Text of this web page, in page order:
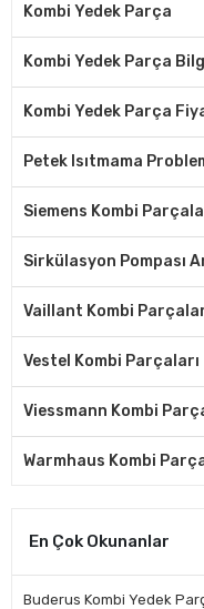
Kombi Yedek Parça
Kombi Yedek Parça
Kombi Yedek Parça
Petek Isıtmama
Siemens Kombi
Sirkülasyon Pompası
Vaillant Kombi
Vestel Kombi Parçaları
Viessmann Kombi
Warmhaus Kombi
En Çok Okunanlar
Buderus Kombi Yedek